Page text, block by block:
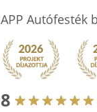
APP Autófesték
8